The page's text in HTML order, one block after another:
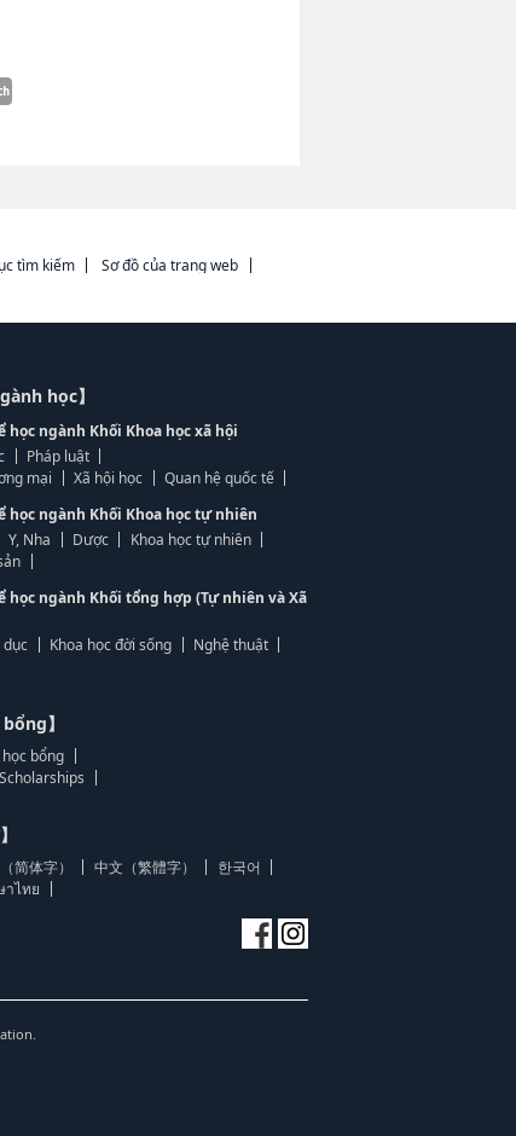
tìm kiếm
Sơ đồ của trang web
học】
học ngành Khối Khoa học xã hội
Pháp luật
mại
Xã hội học
Quan hệ quốc tế
học ngành Khối Khoa học tự nhiên
Y, Nha Dược
Khoa học tự nhiên
học ngành Khối tổng hợp (Tự nhiên và Xã
dục
Khoa học đời sống
Nghệ thuật
】
bổng
Scholarships
简体字） 中文（繁體字）
한국어
าไทย